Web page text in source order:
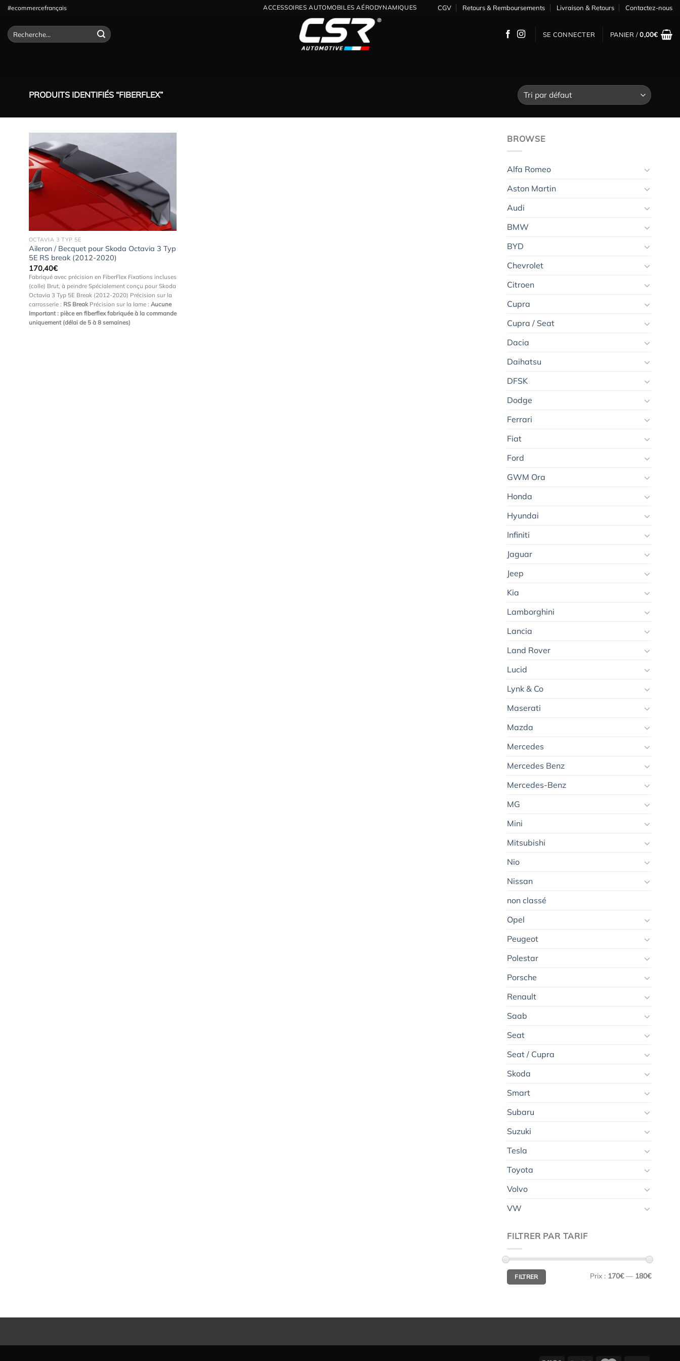
Passer
contenu
#ecommercefrançais ACCESSOIRES AUTOMOBILES AÉRODYNAMIQUES CGV Retours & Remboursements Livraison & Retours Contactez-nous
Recherche
pour :
SE CONNECTER PANIER /0,00€
PRODUITS IDENTIFIÉS “FIBERFLEX”
Ajouter
à la
wishlist
OCTAVIA 3 TYP 5E
Aileron / Becquet pour Skoda Octavia 3 Typ
5E RS break (2012-2020)
170,40€
Fabriqué avec précision en FiberFlex Fixations incluses
(colle) Brut, à peindre Spécialement conçu pour Skoda
Octavia 3 Typ 5E Break (2012-2020) Précision sur la
carrosserie : RS BreakPrécision sur la lame : Aucune
Important : pièce en fiberflex fabriquée à la commande
uniquement (délai de 5 à 8 semaines)
BROWSE
Alfa Romeo
Aston Martin
Audi
BMW
BYD
Chevrolet
Citroen
Cupra
Cupra / Seat
Dacia
Daihatsu
DFSK
Dodge
Ferrari
Fiat
Ford
GWM Ora
Honda
Hyundai
Infiniti
Jaguar
Jeep
Kia
Lamborghini
Lancia
Land Rover
Lucid
Lynk & Co
Maserati
Mazda
Mercedes
Mercedes Benz
Mercedes-Benz
MG
Mini
Mitsubishi
Nio
Nissan
non classé
Opel
Peugeot
Polestar
Porsche
Renault
Saab
Seat
Seat / Cupra
Skoda
Smart
Subaru
Suzuki
Tesla
Toyota
Volvo
VW
FILTRER PAR TARIF
Prix
min
Prix
maxFILTRER Prix : 170€— 180€